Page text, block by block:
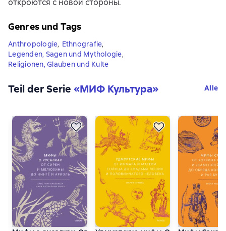
откроются с новой стороны.
Genres und Tags
Anthropologie, Ethnografie,
Legenden, Sagen und Mythologie,
Religionen, Glauben und Kulte
Teil der Serie «МИФ Культура» Alle